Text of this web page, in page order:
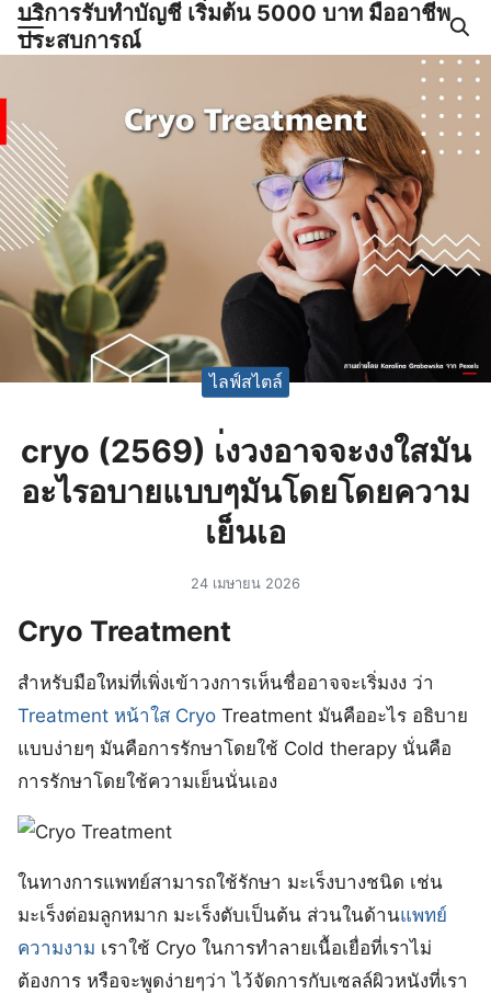
Skipบริการรับทำบัญชี เริ่มต้น 5000 บาท มืออาชีพ
ประสบการณ์
ญชีและภาษีครบวงจร |
ไลฟ์สไตล์
cryo (2569) เ่งวงอาจจะงงใสมัน
อะไรอบายแบบๆมันโดยโดยความ
เย็นเอ
24 เมษายน 2026
Cryo Treatment
สำหรับมือใหม่ที่เพิ่งเข้าวงการเห็นชื่ออาจจะเริ่มงง ว่า
Treatment หน้าใส Cryo Treatment มันคืออะไร อธิบาย
แบบง่ายๆ มันคือการรักษาโดยใช้ Cold therapy นั่นคือ
การรักษาโดยใช้ความเย็นนั่นเอง
ในทางการแพทย์สามารถใช้รักษา มะเร็งบางชนิด เช่น
มะเร็งต่อมลูกหมาก มะเร็งตับเป็นต้น ส่วนในด้านแพทย์
ความงาม เราใช้ Cryo ในการทำลายเนื้อเยื่อที่เราไม่
ต้องการ หรือจะพูดง่ายๆว่า ไว้จัดการกับเซลล์ผิวหนังที่เรา